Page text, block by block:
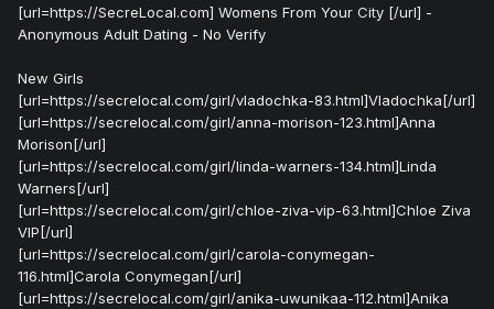
[url=https://SecreLocal.com] Womens From Your City [/url] -
Anonymous Adult Dating - No Verify
New Girls
[url=https://secrelocal.com/girl/vladochka-83.html]Vladochka[/url]
[url=https://secrelocal.com/girl/anna-morison-123.html]Anna
Morison[/url]
[url=https://secrelocal.com/girl/linda-warners-134.html]Linda
Warners[/url]
[url=https://secrelocal.com/girl/chloe-ziva-vip-63.html]Chloe Ziva
VIP[/url]
[url=https://secrelocal.com/girl/carola-conymegan-
116.html]Carola Conymegan[/url]
[url=https://secrelocal.com/girl/anika-uwunikaa-112.html]Anika